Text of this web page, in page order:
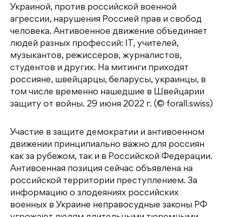
Украиной, против российской военной
агрессии, нарушения Россией прав и свобод
человека. Антивоенное движение объединяет
людей разных профессий: IT, учителей,
музыкантов, режиссеров, журналистов,
студентов и других. На митинги приходят
россияне, швейцарцы, беларусы, украинцы, в
том числе временно нашедшие в Швейцарии
защиту от войны. 29 июня 2022 г. (© forall.swiss)
Участие в защите демократии и антивоенном
движении принципиально важно для россиян
как за рубежом, так и в Российской Федерации.
Антивоенная позиция сейчас объявлена на
российской территории преступлением. За
информацию о злодеяниях российских
военных в Украине неправосудные законы РФ